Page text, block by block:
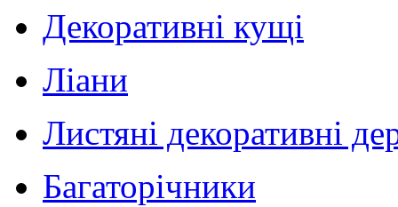
Декоративні кущі
Ліани
Листяні декоративні
Багаторічники